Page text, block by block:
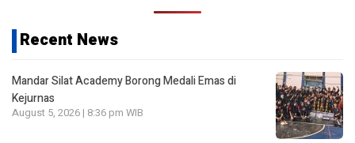
Recent News
Mandar Silat Academy Borong Medali Emas di
Kejurnas
August 5, 2026 | 8:36 pm WIB